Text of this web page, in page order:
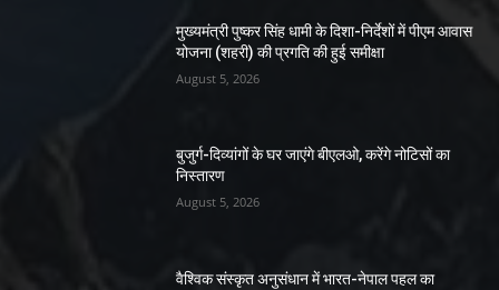
मुख्यमंत्री पुष्कर सिंह धामी के दिशा-निर्देशों में पीएम आवास
योजना (शहरी) की प्रगति की हुई समीक्षा
August 5, 2026
बुजुर्ग-दिव्यांगों के घर जाएंगे बीएलओ, करेंगे नोटिसों का
निस्तारण
August 5, 2026
वैश्विक संस्कृत अनुसंधान में भारत-नेपाल पहल का